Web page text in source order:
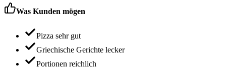
Was Kunden mögen
Pizza sehr gut
Griechische Gerichte lecker
Portionen reichlich